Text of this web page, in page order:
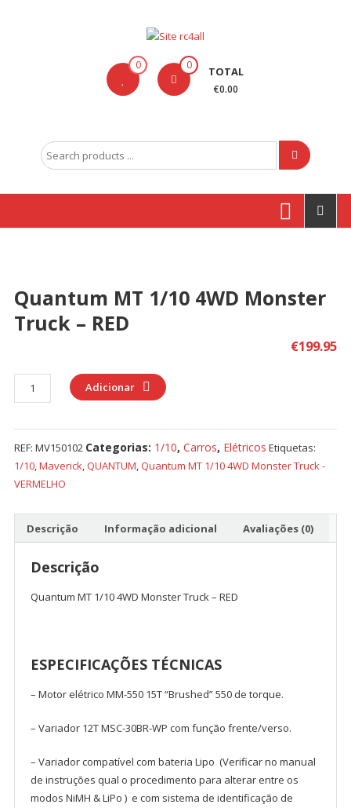
Carson
outras
0 0 TOTAL
€0.00
Search
for:
Quantum MT 1/10 4WD Monster
Truck – RED
€199.95
Quantidade
de
1/10
4WD
Monster
RED
Adicionar
REF: MV150102 Categorias: 1/10, Carros, Elétricos Etiquetas:
1/10,Maverick,QUANTUM,Quantum MT 1/10 4WD Monster Truck -
VERMELHO
Descrição Informação adicional Avaliações (0)
Descrição
Quantum MT 1/10 4WD Monster Truck – RED
ESPECIFICAÇÕES TÉCNICAS
– Motor elétrico MM-550 15T “Brushed” 550 de torque.
– Variador 12T MSC-30BR-WP com função frente/verso.
– Variador compatível com bateria Lipo (Verificar no manual
de instruções qual o procedimento para alterar entre os
modos NiMH & LiPo ) e com sistema de identificação de